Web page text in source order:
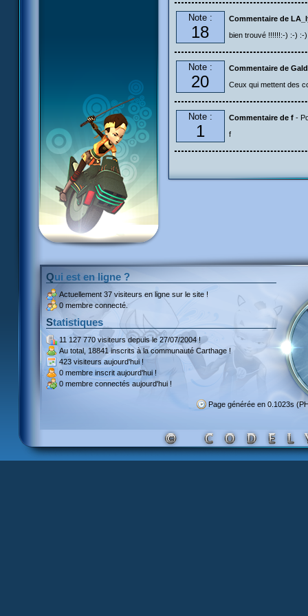
Note :
18
Commentaire de
bien trouvé !!!!!!:-) :-) :-)
Note :
20
Commentaire de
Ceux qui mettent des
Note :
1
Commentaire de f -
f
Qui est en ligne ?
Actuellement 37 visiteurs en ligne sur le site !
0 membre connecté.
Statistiques
11 127 770 visiteursdepuis le 27/07/2004 !
Au total, 18841 inscritsà la communauté Carthage !
423 visiteurs aujourd'hui !
0 membre inscrit aujourd'hui !
0 membre connectés aujourd'hui !
Page générée en 0.1023s